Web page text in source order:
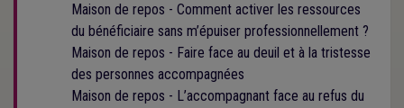
Maison de repos - Comment activer les ressources
du bénéficiaire sans m’épuiser professionnellement ?
Maison de repos - Faire face au deuil et à la tristesse
des personnes accompagnées
Maison de repos - L’accompagnant face au refus du